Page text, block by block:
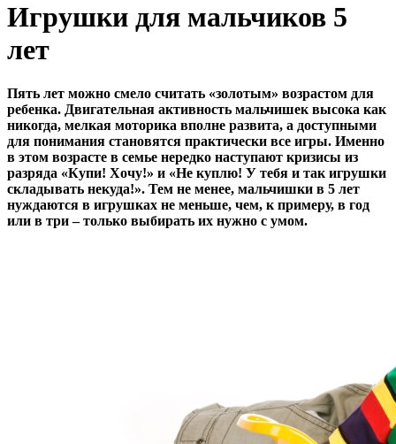
Игрушки для мальчиков 5
лет
Пять лет можно смело считать «золотым» возрастом для
ребенка. Двигательная активность мальчишек высока как
никогда, мелкая моторика вполне развита, а доступными
для понимания становятся практически все игры. Именно
в этом возрасте в семье нередко наступают кризисы из
разряда «Купи! Хочу!» и «Не куплю! У тебя и так игрушки
складывать некуда!». Тем не менее, мальчишки в 5 лет
нуждаются в игрушках не меньше, чем, к примеру, в год
или в три – только выбирать их нужно с умом.